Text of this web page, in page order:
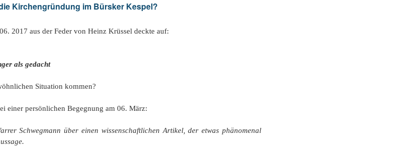
Kirchengründung im Bürsker Kespel?
aus der Feder von Heinz Krüssel deckte auf:
gedacht
Situation kommen?
einer persönlichen Begegnung am 06. März:
Schwegmann über einen wissenschaftlichen Artikel, der etwas phänomenal